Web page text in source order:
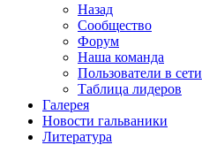
Назад
Сообщество
Форум
Наша команда
Пользователи в сети
Таблица лидеров
Галерея
Новости гальваники
Литература